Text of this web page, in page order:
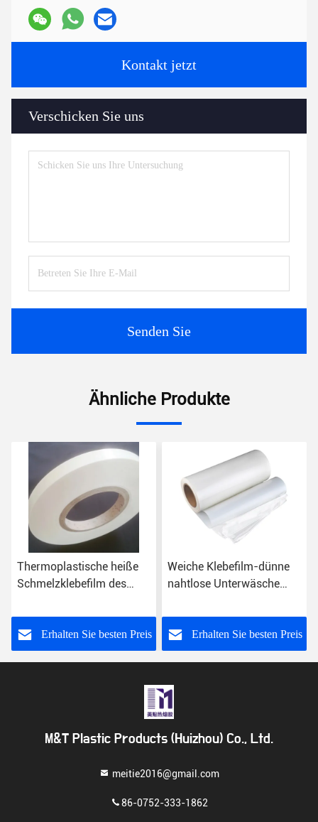
Kontakt jetzt
Verschicken Sie uns
Senden Sie
Ähnliche Produkte
Thermoplastische heiße
Schmelzklebefilm des
Textilgewebe-nahtlosen
Unterwäsche-BH
Erhalten Sie besten Preis
Weiche Klebefilm-dünne
nahtlose Unterwäsche
heiße Schmelz
Erhalten Sie besten Preis
M&T Plastic Products (Huizhou) Co., Ltd.
meitie2016@gmail.com
86-0752-333-1862